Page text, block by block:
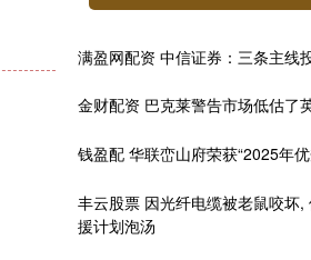
满盈网配资 中信证券：三条主线
金财配资 巴克莱警告市场低估了
钱盈配 华联峦山府荣获“2025年
丰云股票 因光纤电缆被老鼠咬坏
援计划泡汤